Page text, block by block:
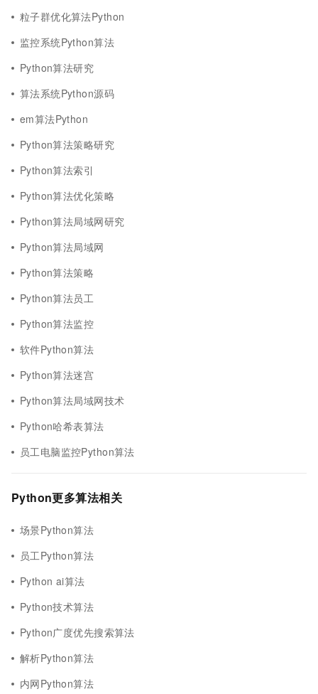
粒子群优化算法Python
监控系统Python算法
Python算法研究
算法系统Python源码
em算法Python
Python算法策略研究
Python算法索引
Python算法优化策略
Python算法局域网研究
Python算法局域网
Python算法策略
Python算法员工
Python算法监控
软件Python算法
Python算法迷宫
Python算法局域网技术
Python哈希表算法
员工电脑监控Python算法
Python更多算法相关
场景Python算法
员工Python算法
Python ai算法
Python技术算法
Python广度优先搜索算法
解析Python算法
内网Python算法